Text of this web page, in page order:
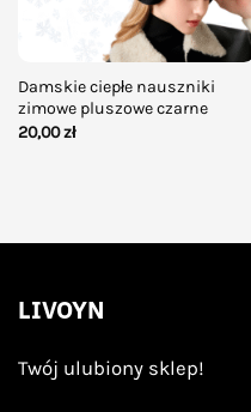
Damskie ciepłe nauszniki
zimowe pluszowe czarne
20,00zł
LIVOYN
Twój ulubiony sklep!